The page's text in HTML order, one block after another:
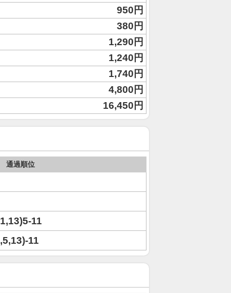
950円
380円
1,290円
1,240円
1,740円
4,800円
16,450円
通過順位
11
11